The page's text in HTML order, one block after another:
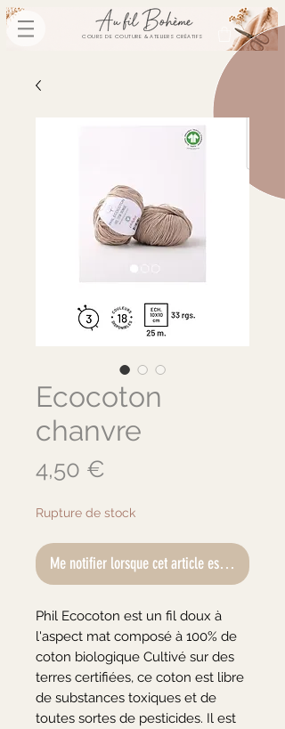
COURS DE COUTURE & ATELIERS CRÉATIFS
Ecocoton
chanvre
4,50 €
Rupture de stock
Me notifier lorsque cet article est disponible
Phil Ecocoton est un fil doux à
l'aspect mat composé à 100% de
coton biologique Cultivé sur des
terres certifiées, ce coton est libre
de substances toxiques et de
toutes sortes de pesticides. Il est